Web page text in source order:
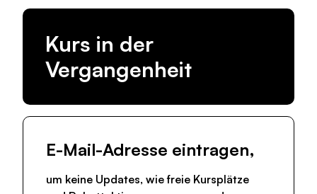
Kurs in der
Vergangenheit
E-Mail-Adresse eintragen,
um keine Updates, wie freie Kursplätze